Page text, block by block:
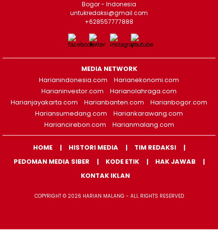
Bogor - Indonesia
untukredaksi@gmail.com
+628557777888
MEDIA NETWORK
Harianindonesia.com
Harianekonomi.com
Harianinvestor.com
Harianolahraga.com
Harianjayakarta.com
Harianbanten.com
Harianbogor.com
Hariansumedang.com
Hariankarawang.com
Hariancirebon.com
Harianmalang.com
HOME HISTORI MEDIA
TIM REDAKSI
PEDOMAN MEDIA SIBER
KODE ETIK
HAK JAWAB
KONTAK IKLAN
COPYRIGHT © 2026 HARIAN MALANG - ALL RIGHTS RESERVED